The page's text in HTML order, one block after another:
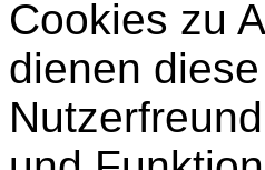
Cookies zu
dienen